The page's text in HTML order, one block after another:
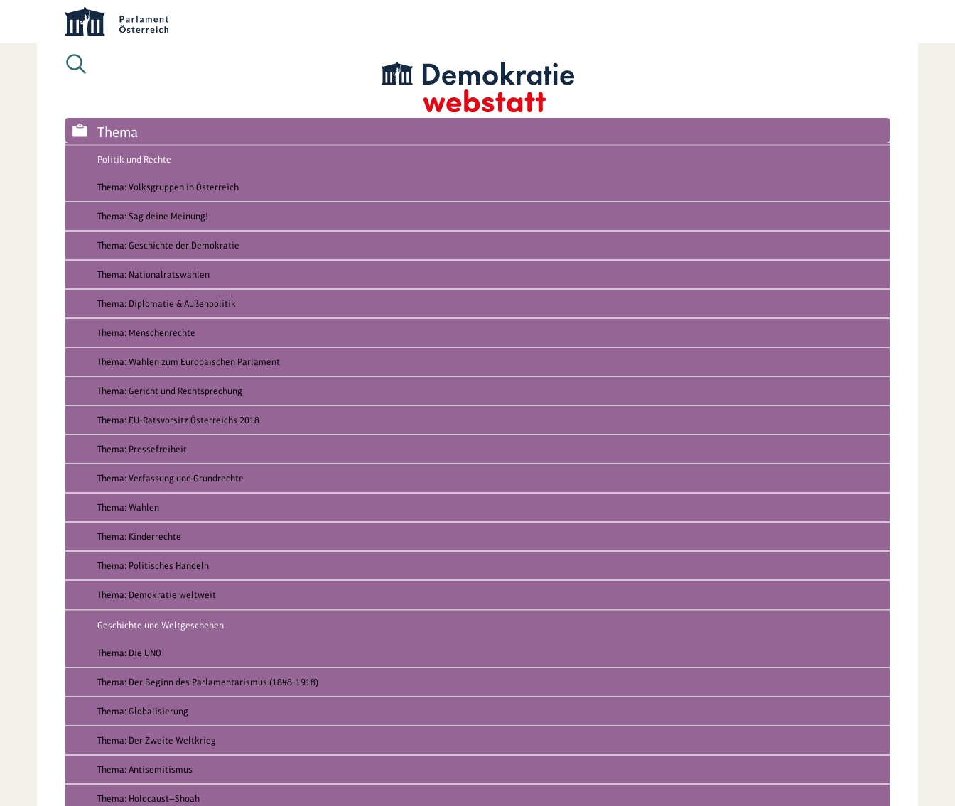
Thema
Politik und Rechte
Thema: Volksgruppen in Österreich
Thema: Sag deine Meinung!
Thema: Geschichte der Demokratie
Thema: Nationalratswahlen
Thema: Diplomatie & Außenpolitik
Thema: Menschenrechte
Thema: Wahlen zum Europäischen Parlament
Thema: Gericht und Rechtsprechung
Thema: EU-Ratsvorsitz Österreichs 2018
Thema: Pressefreiheit
Thema: Verfassung und Grundrechte
Thema: Wahlen
Thema: Kinderrechte
Thema: Politisches Handeln
Thema: Demokratie weltweit
Geschichte und Weltgeschehen
Thema: Die UNO
Thema: Der Beginn des Parlamentarismus (1848-1918)
Thema: Globalisierung
Thema: Der Zweite Weltkrieg
Thema: Antisemitismus
Thema: Holocaust—Shoah